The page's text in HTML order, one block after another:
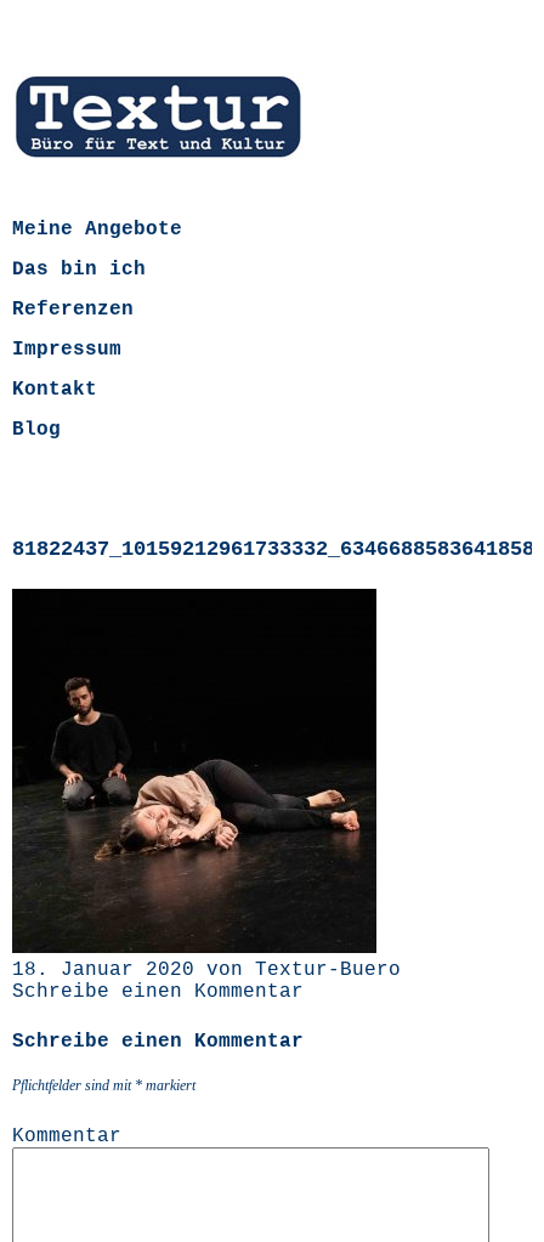
Meine Angebote
Das bin ich
Referenzen
Impressum
Kontakt
Blog
18. Januar 2020 von Textur-Buero
Schreibe einen Kommentar
Schreibe einen Kommentar
Pflichtfelder sind mit * markiert
Kommentar